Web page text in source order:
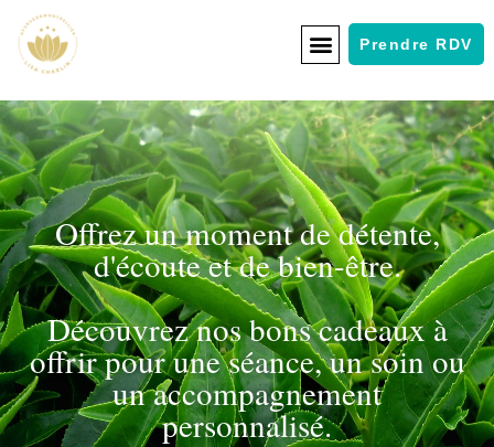
Prendre RDV
Offrez un moment de détente,
d'écoute et de bien-être.
Découvrez nos bons cadeaux à
offrir pour une séance, un soin ou
un accompagnement
personnalisé.